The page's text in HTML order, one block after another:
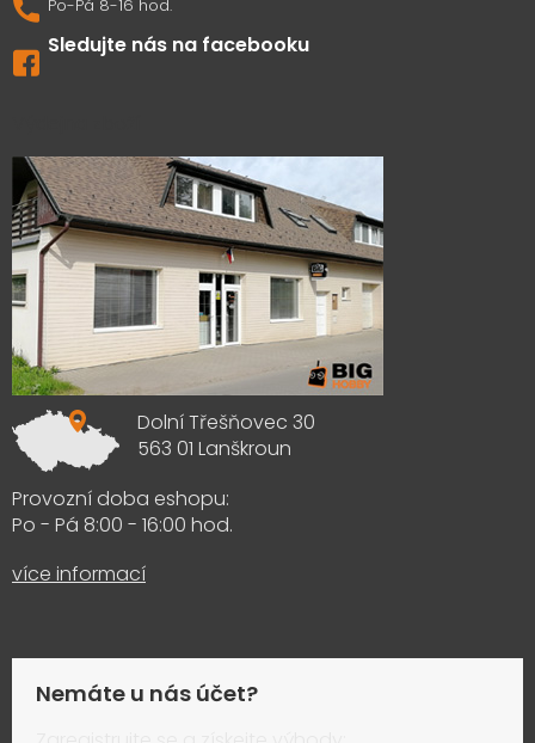
Sledujte nás na facebooku
Dolní Třešňovec 30
563 01 Lanškroun
Provozní doba eshopu:
Po - Pá 8:00 - 16:00 hod.
více informací
Nemáte u nás účet?